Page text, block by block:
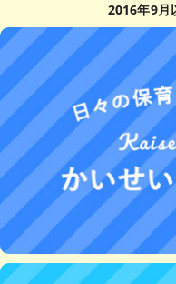
2016年9月